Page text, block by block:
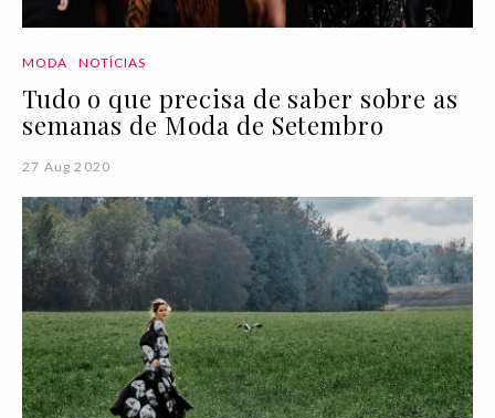
MODA NOTÍCIAS
Tudo o que precisa de saber sobre as
semanas de Moda de Setembro
27 Aug 2020